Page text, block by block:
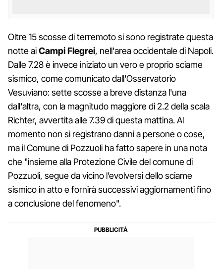
Oltre 15 scosse di terremoto si sono registrate questa
notte aiCampi Flegrei, nell'area occidentale di Napoli.
Dalle 7.28 è invece iniziato un vero e proprio sciame
sismico, come comunicato dall'Osservatorio
Vesuviano: sette scosse a breve distanza l'una
dall'altra, con la magnitudo maggiore di 2.2 della scala
Richter, avvertita alle 7.39 di questa mattina. Al
momento non si registrano danni a persone o cose,
ma il Comune di Pozzuoli ha fatto sapere in una nota
che "insieme alla Protezione Civile del comune di
Pozzuoli, segue da vicino l’evolversi dello sciame
sismico in atto e fornirà successivi aggiornamenti fino
a conclusione del fenomeno".